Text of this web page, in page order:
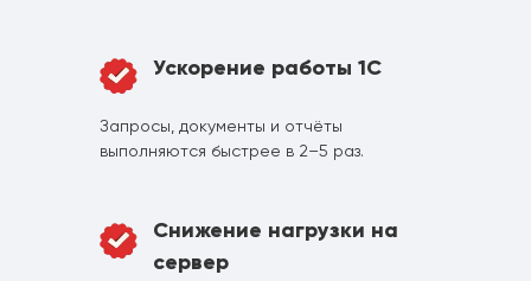
Ускорение работы 1С
Запросы, документы и отчёты
выполняются быстрее в 2–5 раз.
Снижение нагрузки на
сервер